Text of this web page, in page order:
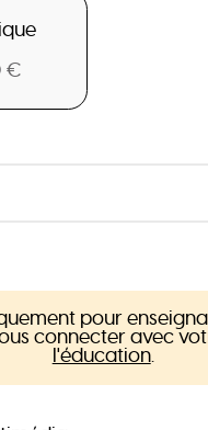
€
pour
connecter avec
l'éducation.